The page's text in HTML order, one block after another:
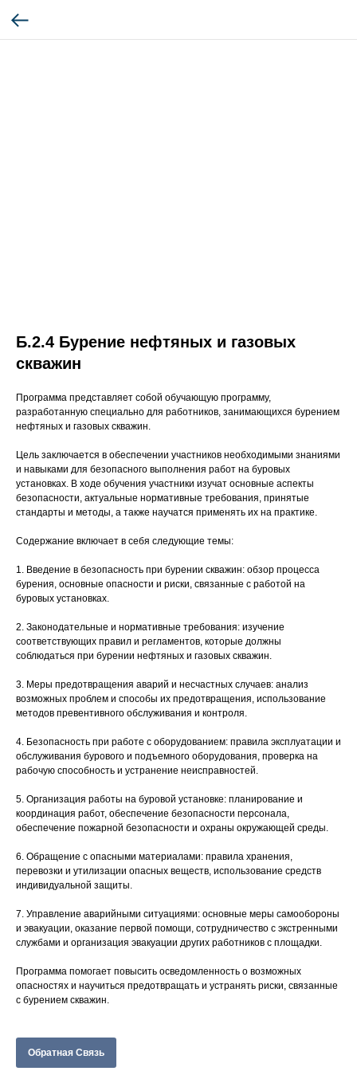
Б.2.4 Бурение нефтяных и газовых
скважин
Программа представляет собой обучающую программу,
разработанную специально для работников, занимающихся бурением
нефтяных и газовых скважин.
Цель заключается в обеспечении участников необходимыми знаниями
и навыками для безопасного выполнения работ на буровых
установках. В ходе обучения участники изучат основные аспекты
безопасности, актуальные нормативные требования, принятые
стандарты и методы, а также научатся применять их на практике.
Содержание включает в себя следующие темы:
1. Введение в безопасность при бурении скважин: обзор процесса
бурения, основные опасности и риски, связанные с работой на
буровых установках.
2. Законодательные и нормативные требования: изучение
соответствующих правил и регламентов, которые должны
соблюдаться при бурении нефтяных и газовых скважин.
3. Меры предотвращения аварий и несчастных случаев: анализ
возможных проблем и способы их предотвращения, использование
методов превентивного обслуживания и контроля.
4. Безопасность при работе с оборудованием: правила эксплуатации и
обслуживания бурового и подъемного оборудования, проверка на
рабочую способность и устранение неисправностей.
5. Организация работы на буровой установке: планирование и
координация работ, обеспечение безопасности персонала,
обеспечение пожарной безопасности и охраны окружающей среды.
6. Обращение с опасными материалами: правила хранения,
перевозки и утилизации опасных веществ, использование средств
индивидуальной защиты.
7. Управление аварийными ситуациями: основные меры самообороны
и эвакуации, оказание первой помощи, сотрудничество с экстренными
службами и организация эвакуации других работников с площадки.
Программа помогает повысить осведомленность о возможных
опасностях и научиться предотвращать и устранять риски, связанные
с бурением скважин.
Обратная Связь